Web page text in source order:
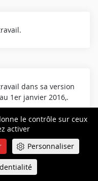
le contrôle sur ceux
activer
Personnaliser
dans sa version
1er janvier 2016,.
dans sa
2016 au 1er